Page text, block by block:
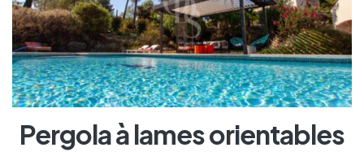
Pergola à lames orientables